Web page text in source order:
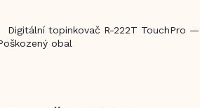
Digitální topinkovač R-222T TouchPro —
obal